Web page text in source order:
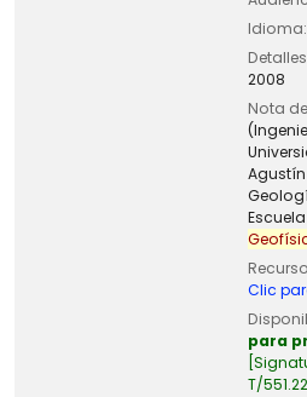
Idioma:
2008
Nota
Clic
para
T/